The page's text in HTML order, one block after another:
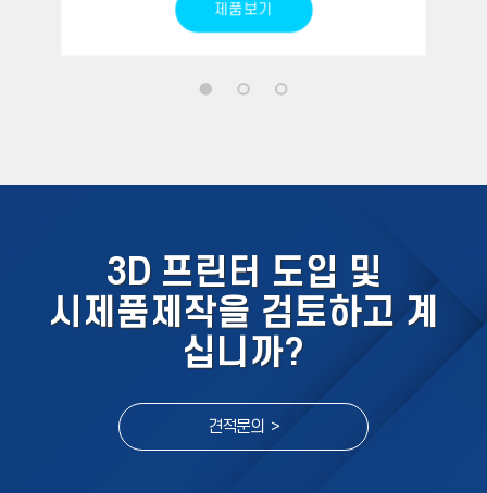
제품보기
3D 프린터 도입 및
시제품제작을 검토하고 계
십니까?
견적문의 >